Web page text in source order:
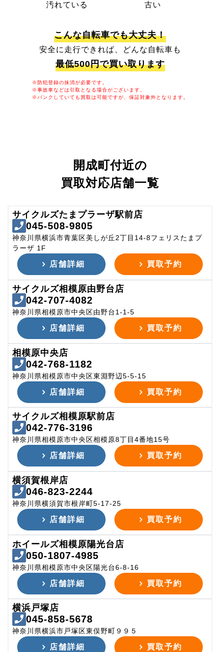
汚れている 古い
こんな自転車でも大丈夫！
安全に走行できれば、どんな自転車も
最低500円で買い取ります
※防犯登録の抹消が必要です。
※事故車などは引取となる場合がございます。
※パンクしていても買取は可能ですが、保証対象外となります。
開成町付近の
買取対応店舗一覧
サイクルズたまプラーザ駅前店
045-508-9805
神奈川県横浜市青葉区美しが丘2丁目14-8フェリスたまプ
ラーザ 1F
店舗詳細 買取予約
サイクルズ相模原由野台店
042-707-4082
神奈川県相模原市中央区由野台1-1-5
店舗詳細 買取予約
相模原中央店
042-768-1182
神奈川県相模原市中央区東淵野辺5-5-15
店舗詳細 買取予約
サイクルズ相模原駅前店
042-776-3196
神奈川県相模原市中央区相模原8丁目4番地15号
店舗詳細 買取予約
横須賀根岸店
046-823-2244
神奈川県横須賀市根岸町5-17-25
店舗詳細 買取予約
ホイールズ相模原陽光台店
050-1807-4985
神奈川県相模原市中央区陽光台6-8-16
店舗詳細 買取予約
横浜戸塚店
045-858-5678
神奈川県横浜市戸塚区東俣野町９９５
店舗詳細 買取予約